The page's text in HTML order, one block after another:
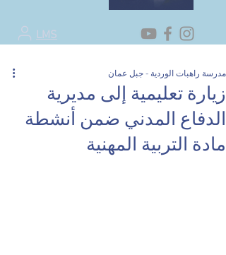
LMS
زيارة تعليمية إلى مديرية
الدفاع المدني ضمن أنشطة
مادة التربية المهنية
مدرسة راهبات الوردية - جبل عمان